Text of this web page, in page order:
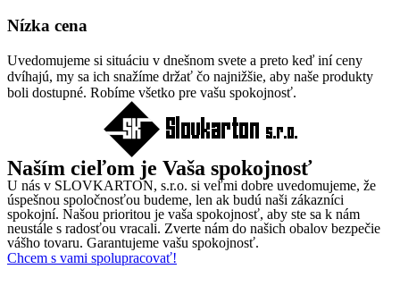
Nízka cena
Uvedomujeme si situáciu v dnešnom svete a preto keď iní ceny
dvíhajú, my sa ich snažíme držať čo najnižšie, aby naše produkty
boli dostupné. Robíme všetko pre vašu spokojnosť.
Naším cieľom je Vaša spokojnosť
U nás v SLOVKARTON, s.r.o. si veľmi dobre uvedomujeme, že
úspešnou spoločnosťou budeme, len ak budú naši zákazníci
spokojní. Našou prioritou je vaša spokojnosť, aby ste sa k nám
neustále s radosťou vracali. Zverte nám do našich obalov bezpečie
vášho tovaru. Garantujeme vašu spokojnosť.
Chcem s vami spolupracovať!